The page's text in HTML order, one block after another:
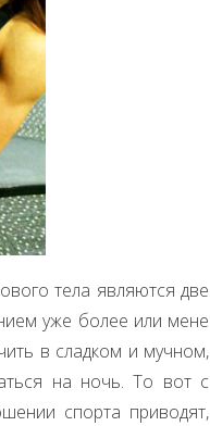
тела являются две
уже более или мене
в сладком и мучном,
на ночь. То вот с
спорта приводят,